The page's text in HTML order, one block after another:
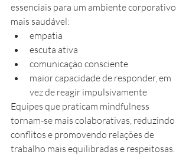
essenciais para um ambiente corporativo
mais saudável:
empatia
escuta ativa
comunicação consciente
maior capacidade de responder, em
vez de reagir impulsivamente
Equipes que praticam mindfulness
tornam-se mais colaborativas, reduzindo
conflitos e promovendo relações de
trabalho mais equilibradas e respeitosas.